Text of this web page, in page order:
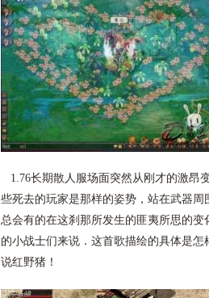
1.76长期散人服场面突然从刚才的激昂
些死去的玩家是那样的姿势，站在武器周
总会有的在这刹那所发生的匪夷所思的
的小战士们来说．这首歌描绘的具体是
说红野猪！